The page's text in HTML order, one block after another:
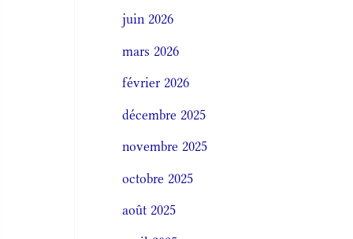
juin 2026
mars 2026
février 2026
décembre 2025
novembre 2025
octobre 2025
août 2025